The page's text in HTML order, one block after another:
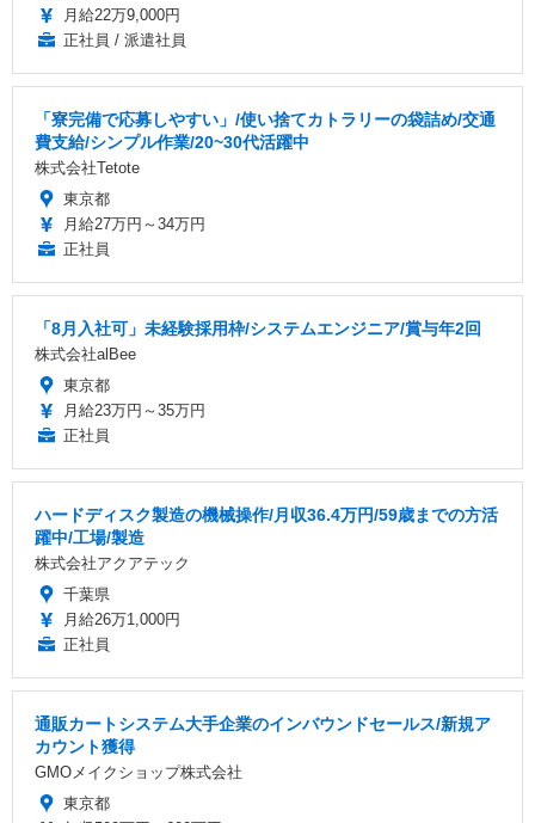
月給22万9,000円
正社員 / 派遣社員
「寮完備で応募しやすい」/使い捨てカトラリーの袋詰め/交通
費支給/シンプル作業/20~30代活躍中
株式会社Tetote
東京都
月給27万円～34万円
正社員
「8月入社可」未経験採用枠/システムエンジニア/賞与年2回
株式会社alBee
東京都
月給23万円～35万円
正社員
ハードディスク製造の機械操作/月収36.4万円/59歳までの方活
躍中/工場/製造
株式会社アクアテック
千葉県
月給26万1,000円
正社員
通販カートシステム大手企業のインバウンドセールス/新規ア
カウント獲得
GMOメイクショップ株式会社
東京都